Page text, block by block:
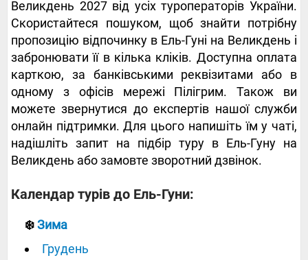
Великдень 2027 від усіх туроператорів України.
Скористайтеся пошуком, щоб знайти потрібну
пропозицію відпочинку в Ель-Гуні на Великдень і
забронювати її в кілька кліків. Доступна оплата
карткою, за банківськими реквізитами або в
одному з офісів мережі Пілігрим. Також ви
можете звернутися до експертів нашої служби
онлайн підтримки. Для цього напишіть їм у чаті,
надішліть запит на підбір туру в Ель-Гуну на
Великдень або замовте зворотний дзвінок.
Календар турів до Ель-Гуни:
❄️Зима
Грудень